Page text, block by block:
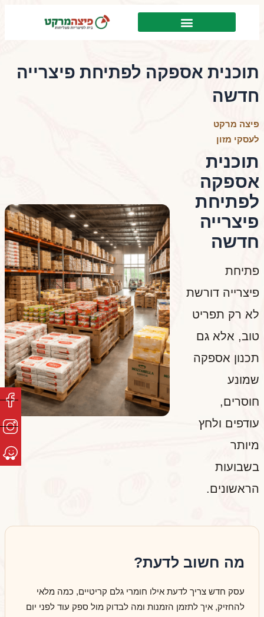
תוכנית אספקה לפתיחת פיצרייה
חדשה
פיצה מרקט
לעסקי מזון
תוכנית
אספקה
לפתיחת
פיצרייה
חדשה
פתיחת
פיצרייה דורשת
לא רק תפריט
טוב, אלא גם
תכנון אספקה
שמונע
חוסרים,
עודפים ולחץ
מיותר
בשבועות
הראשונים.
מה חשוב לדעת?
עסק חדש צריך לדעת אילו חומרי גלם קריטיים, כמה מלאי
להחזיק, איך לתזמן הזמנות ומה לבדוק מול ספק עוד לפני יום